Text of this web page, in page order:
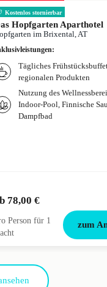
Kostenlos stornierbar
Hopfgarten Aparthotel
im Brixental, AT
:
Tägliches
regionalen Produkten
Nutzung des
Indoor-Pool, Finnische
Dampfbad
78,00 €
Person für 1
zum